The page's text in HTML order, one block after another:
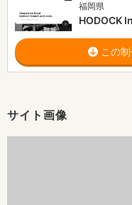
サイト画像
福岡県
HODOCK
この